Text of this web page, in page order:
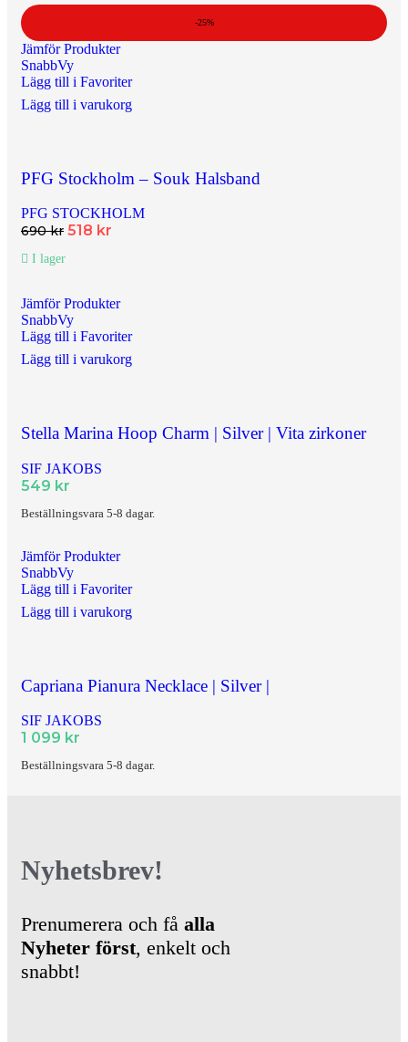
-25%
Jämför Produkter
SnabbVy
Lägg till i Favoriter
Lägg till i varukorg
PFG Stockholm – Souk Halsband
PFG STOCKHOLM
690kr 518 kr
I lager
Jämför Produkter
SnabbVy
Lägg till i Favoriter
Lägg till i varukorg
Stella Marina Hoop Charm | Silver | Vita zirkoner
SIF JAKOBS
549 kr
Beställningsvara 5-8 dagar.
Jämför Produkter
SnabbVy
Lägg till i Favoriter
Lägg till i varukorg
Capriana Pianura Necklace | Silver |
SIF JAKOBS
1 099 kr
Beställningsvara 5-8 dagar.
Nyhetsbrev!
Prenumerera och få alla
Nyheter först, enkelt och
snabbt!